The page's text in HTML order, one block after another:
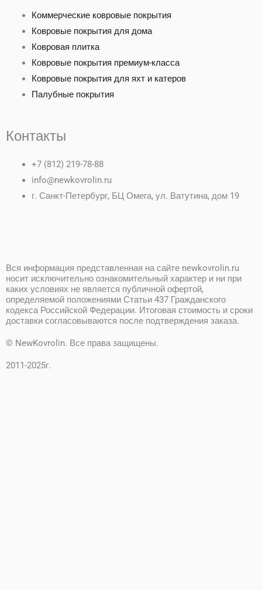
Коммерческие ковровые покрытия
Ковровые покрытия для дома
Ковровая плитка
Ковровые покрытия премиум-класса
Ковровые покрытия для яхт и катеров
Палубные покрытия
Контакты
+7 (812) 219-78-88
info@newkovrolin.ru
г. Санкт-Петербург, БЦ Омега, ул. Ватутина, дом 19
h
a
t
s
a
e
l
e
g
k
Вся информация представленная на сайте newkovrolin.ru
носит исключительно ознакомительный характер и ни при
каких условиях не является публичной офертой,
определяемой положениями Статьи 437 Гражданского
кодекса Российской Федерации. Итоговая стоимость и сроки
доставки согласовываются после подтверждения заказа.
© NewKovrolin. Все права защищены.
2011-2025г.